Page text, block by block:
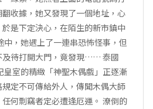
收據，她又發現了一個地址，心
是下定決心，在陌生的新市鎮中
中，她遇上了一連串恐怖怪事，但
及待打開大門，竟發現…… 泰國
室的精緻「神聖木偶戲」正逐漸
定不可傳給外人，傳聞木偶大師
何剽竊者定必遭逢厄運。 潦倒的